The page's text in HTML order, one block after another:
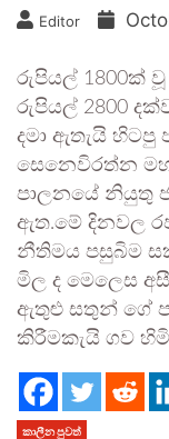
Editor
රුපියල් 1800ක්
රුපියල් 2800
දමා ඇතැයි
සෙනෙවිරත්න
පාලනයේ නියුතු
ඇත.මේ දිනවල
නීතිමය පසුබිම
මිල ද මෙලෙස
ඇතුළු සතුන් ගේ
කිරීමකැයි ගව
කාලීන පුවත්